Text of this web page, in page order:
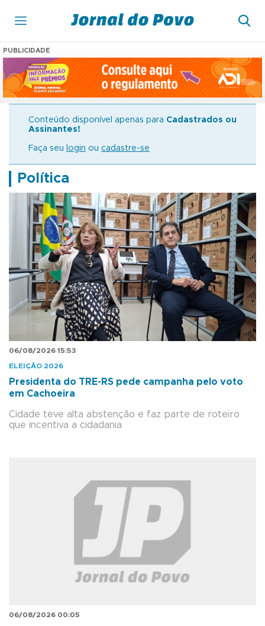
PUBLICIDADE
Conteúdo disponível apenas para Cadastrados ou
Assinantes!
Faça seu login ou cadastre-se
Política
06/08/2026 15:53
ELEIÇÃO 2026
Presidenta do TRE-RS pede campanha pelo voto
em Cachoeira
Cidade teve alta abstenção e faz parte de roteiro
que incentiva a cidadania
06/08/2026 00:05